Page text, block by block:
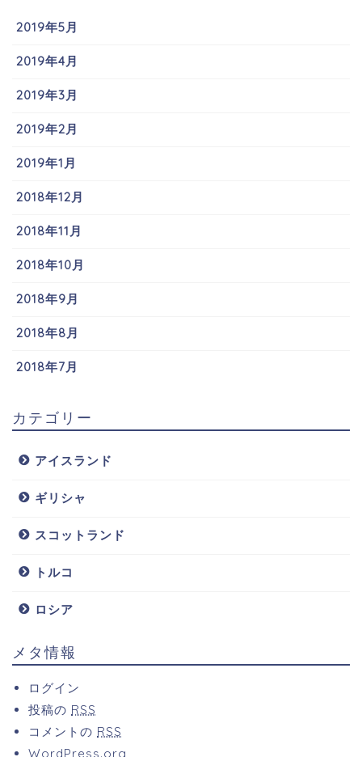
2019年5月
2019年4月
2019年3月
2019年2月
2019年1月
2018年12月
2018年11月
2018年10月
2018年9月
2018年8月
2018年7月
カテゴリー
アイスランド
ギリシャ
スコットランド
トルコ
ロシア
メタ情報
ログイン
投稿の RSS
コメントの RSS
WordPress.org